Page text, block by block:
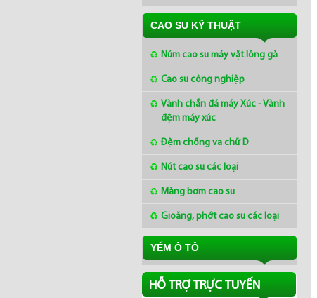
CAO SU KỸ THUẬT
Núm cao su máy vặt lông gà
Cao su công nghiệp
Vành chắn đá máy Xúc - Vành
đệm máy xúc
Đệm chống va chữ D
Nút cao su các loại
Màng bơm cao su
Gioăng, phớt cao su các loại
YẾM Ô TÔ
HỖ TRỢ TRỰC TUYẾN
Mua tấm cao su 2mm ở
đâu
Thị trường cao su châu Á
Làng nghề Lụa Nha Xá